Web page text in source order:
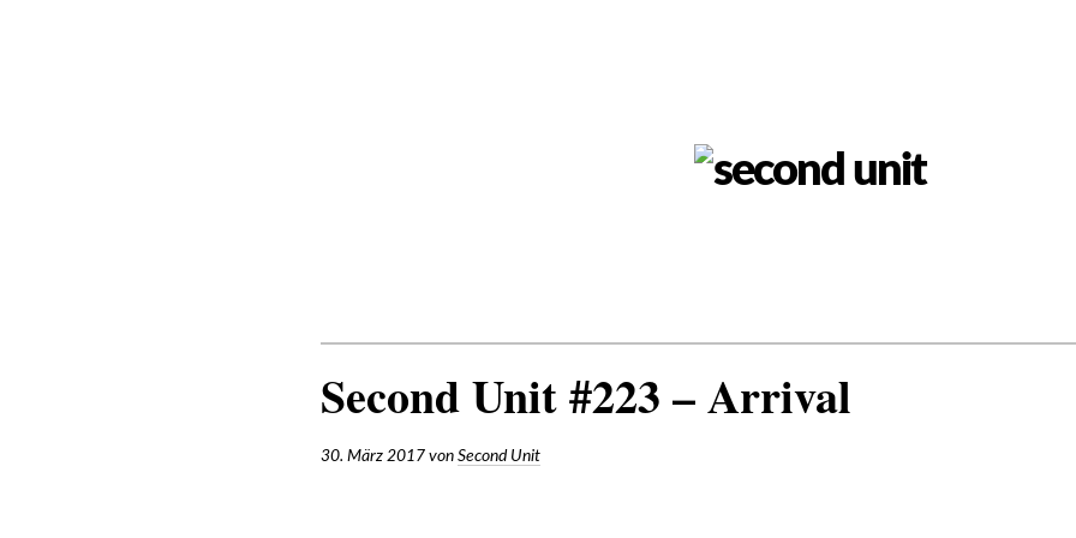
Second Unit #223 – Arrival
30. März 2017vonSecond Unit